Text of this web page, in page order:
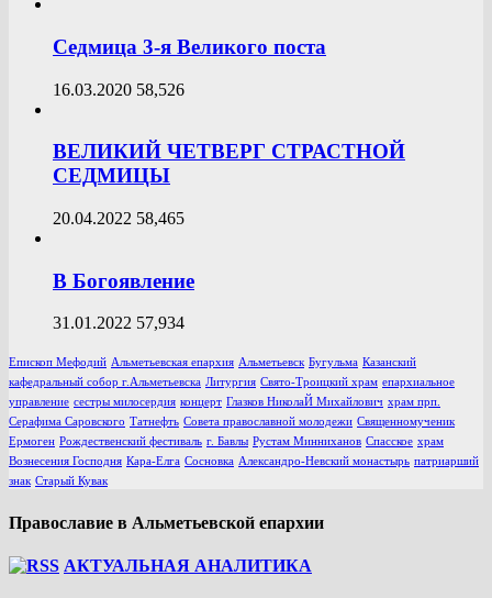
Седмица 3-я Великого поста
16.03.2020 58,526
ВЕЛИКИЙ ЧЕТВЕРГ СТРАСТНОЙ
СЕДМИЦЫ
20.04.2022 58,465
В Богоявление
31.01.2022 57,934
Епископ Мефодий Альметьевская епархия Альметьевск Бугульма Казанский
кафедральный собор г.Альметьевска Литургия Свято-Троицкий храм епархиальное
управление сестры милосердия концерт Глазков НиколаЙ Михайлович храм прп.
Серафима Саровского Татнефть Совета православной молодежи Священномученик
Ермоген Рождественский фестиваль г. Бавлы Рустам Минниханов Спасское храм
Вознесения Господня Кара-Елга Сосновка Александро-Невский монастырь патриарший
знак Старый Кувак
Православие в Альметьевской епархии
АКТУАЛЬНАЯ АНАЛИТИКА